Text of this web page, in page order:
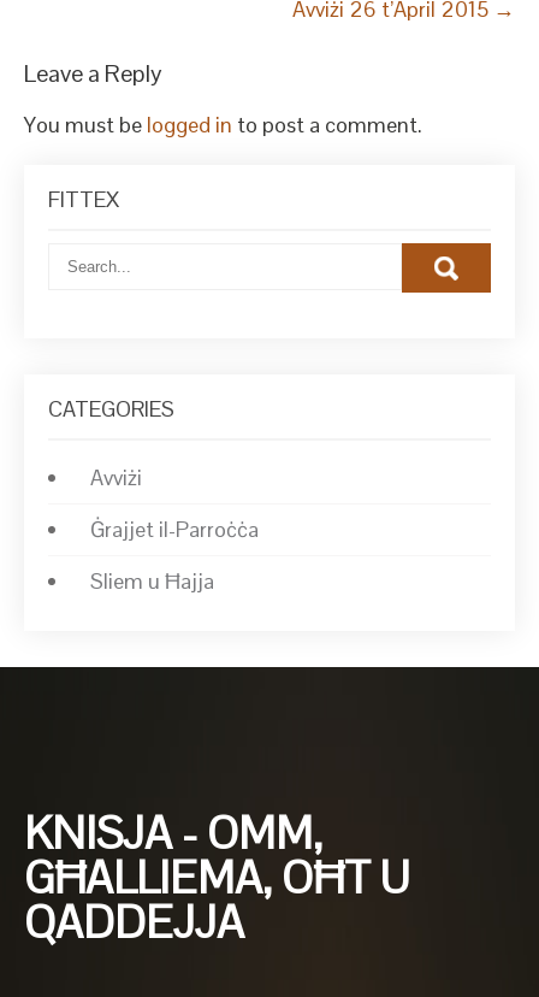
Avviżi 26 t’April 2015 →
Leave a Reply
You must be logged in to post a comment.
FITTEX
CATEGORIES
Avviżi
Ġrajjet il-Parroċċa
Sliem u Ħajja
KNISJA - OMM,
GĦALLIEMA, OĦT U
QADDEJJA